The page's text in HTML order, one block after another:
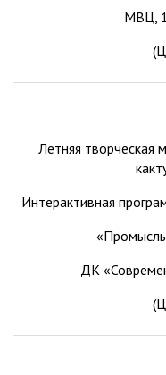
МВЦ,
Летняя творческая
Интерактивная
ДК